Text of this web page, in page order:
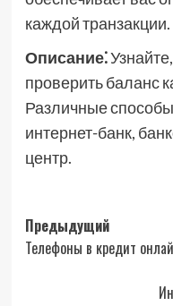
каждой транзакции.
Описание⁚
проверить баланс
Различные
интернет-банк,
центр.
Навигация
записи
Предыдущий
Телефоны в кредит